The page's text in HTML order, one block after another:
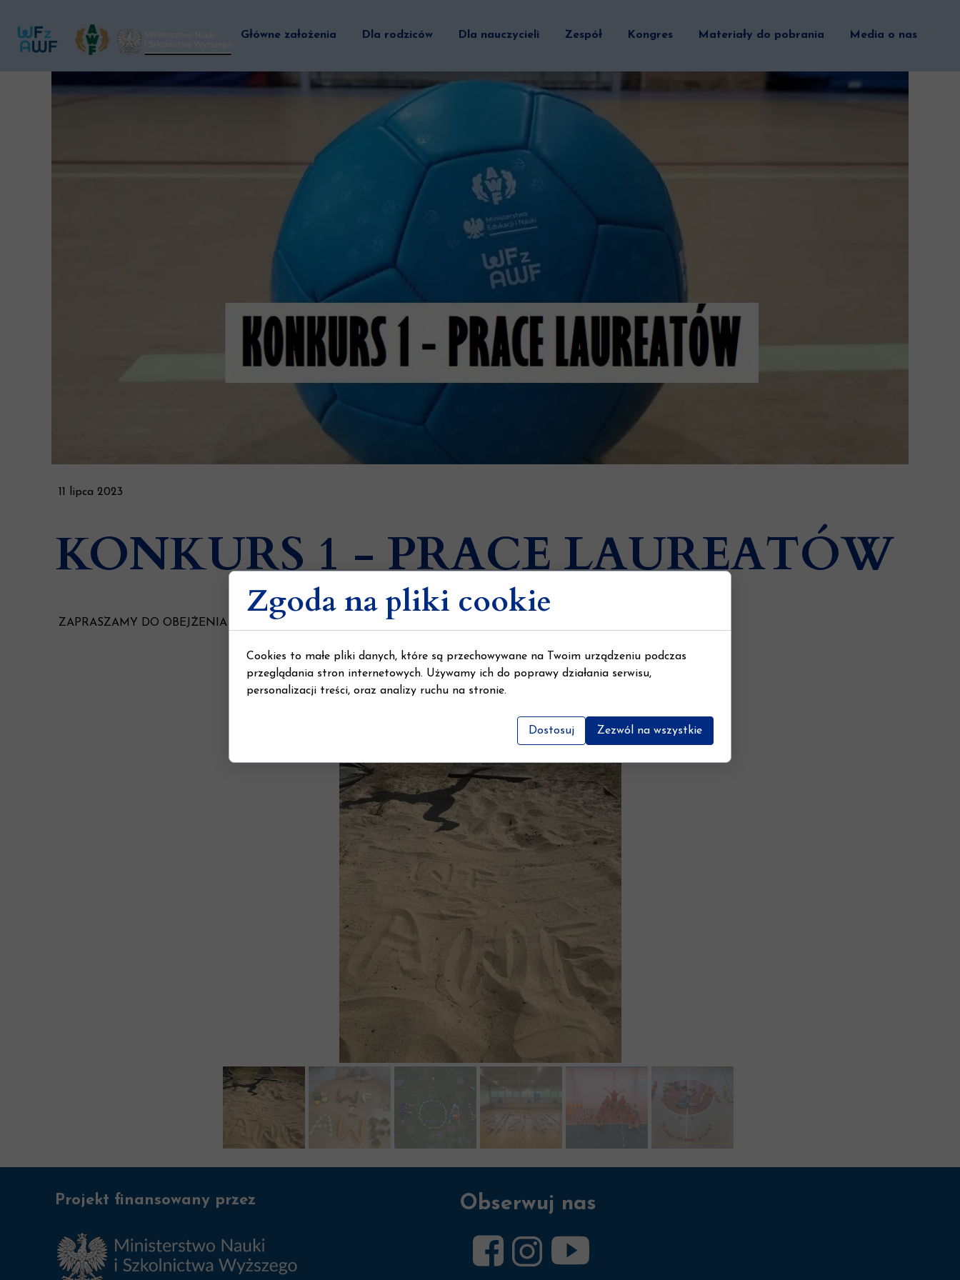
Główne założenia Dla rodziców Dla nauczycieli
Doskonalenie szkół
FUS
Zespół
Zespół badawczy ds. Alfabetu Ruchowego
Zespół ds. inkluzyjnego wychowania fizycznego w ogólnodostępnych
Zespół ds. kondycji fizycznej
Zespół ds. doskonalenia szkół w obszarze ogólnoszkolnej aktywności
Zespół ds. barier uczestnictwa dzieci i młodzieży w sporcie i rekreacji
Zespół ds. diagnozy i badań kondycji fizycznej przedszkolaków
Zespół ds. promocji
Wsparcie administracyjne projektu WFzAWF
Kongres Materiały do pobrania Media o nas
11 lipca 2023
KONKURS 1 - PRACE LAUREATÓW
ZAPRASZAMY DO OBEJŻENIA PRAC LAUREATÓW KONKURSU NR 1 - NAPISZ WFZAWF NIE UŻYWAJĄC DŁUGOPISU
Projekt finansowany przez Obserwuj nas
Zgoda na pliki cookie
Cookies to małe pliki danych, które są przechowywane na Twoim urządzeniu podczas
przeglądania stron internetowych. Używamy ich do poprawy działania serwisu,
personalizacji treści, oraz analizy ruchu na stronie.
Dostosuj Zezwól na wszystkie